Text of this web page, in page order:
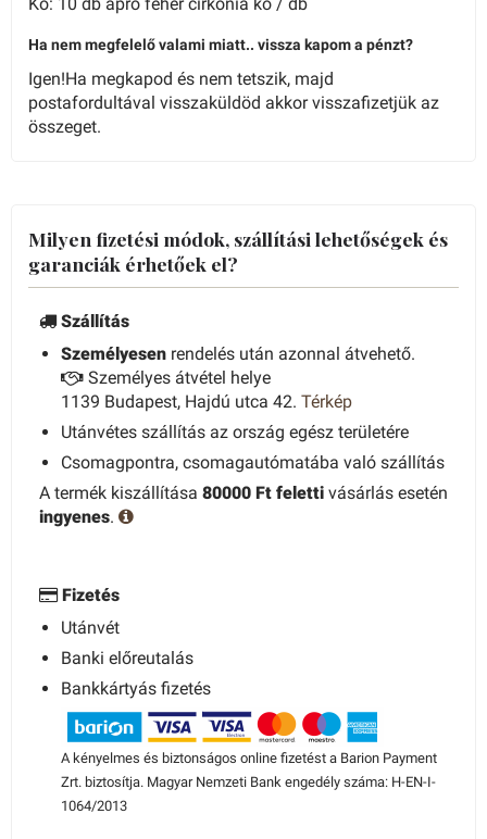
Ha nem megfelelő valami miatt.. vissza kapom a pénzt?
Igen!Ha megkapod és nem tetszik, majd
postafordultával visszaküldöd akkor visszafizetjük az
összeget.
Milyen fizetési módok, szállítási lehetőségek és
garanciák érhetőek el?
Szállítás
Személyesen rendelés után azonnal átvehető.
Személyes átvétel helye
1139 Budapest, Hajdú utca 42. Térkép
Utánvétes szállítás az ország egész területére
Csomagpontra, csomagautómatába való szállítás
A termék kiszállítása 80000 Ft feletti vásárlás esetén
ingyenes.
Fizetés
Utánvét
Banki előreutalás
Bankkártyás fizetés
A kényelmes és biztonságos online fizetést a Barion Payment
Zrt. biztosítja. Magyar Nemzeti Bank engedély száma: H-EN-I-
1064/2013